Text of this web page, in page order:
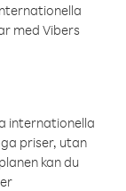
med Vibers
internationella
priser, utan
kan du